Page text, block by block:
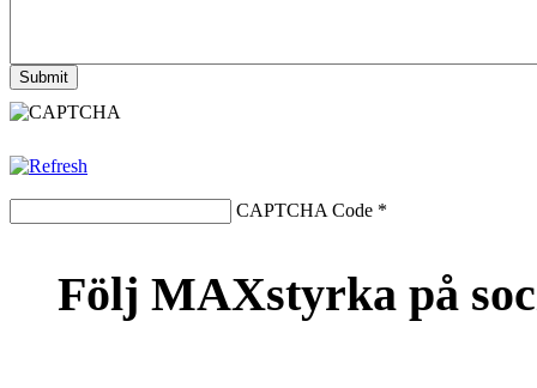
CAPTCHA Code *
Följ MAXstyrka på